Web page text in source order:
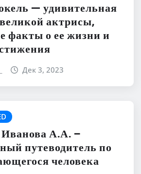
— удивительная
актрисы,
факты о ее жизни и
Дек 3, 2023
А.А. –
путеводитель по
человека